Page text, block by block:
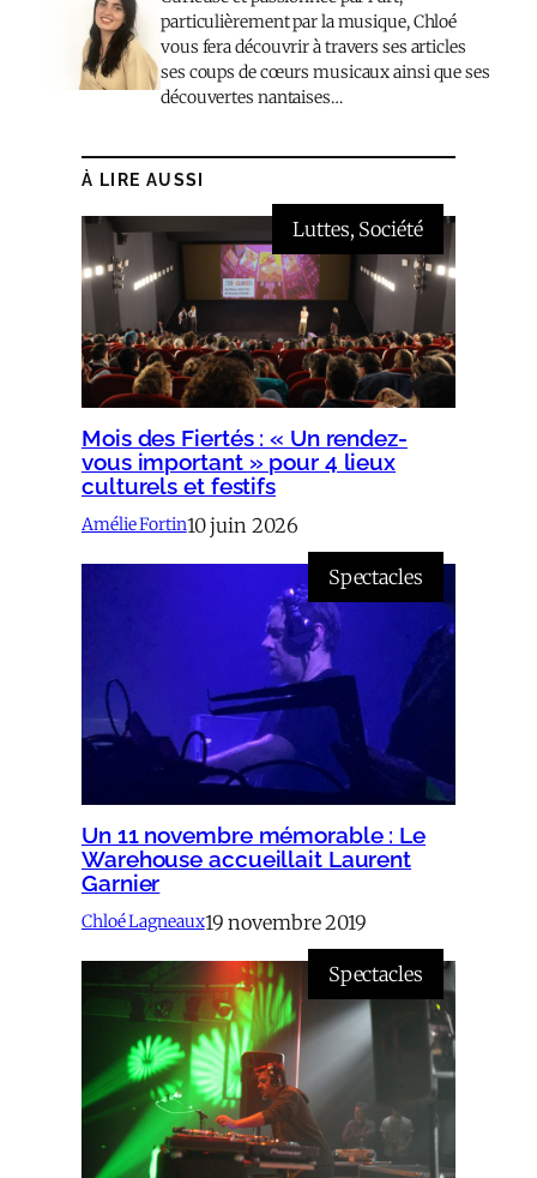
particulièrement par la musique, Chloé
vous fera découvrir à travers ses articles
ses coups de cœurs musicaux ainsi que ses
découvertes nantaises…
À LIRE AUSSI
Luttes, Société
Mois des Fiertés : « Un rendez-
vous important » pour 4 lieux
culturels et festifs
Amélie Fortin10 juin 2026
Spectacles
Un 11 novembre mémorable : Le
Warehouse accueillait Laurent
Garnier
Chloé Lagneaux19 novembre 2019
Spectacles